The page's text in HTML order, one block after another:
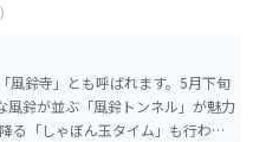
風鈴寺」とも呼ばれます。5月下旬
鈴が並ぶ「風鈴トンネル」が魅力
る「しゃぼん玉タイム」も行われ